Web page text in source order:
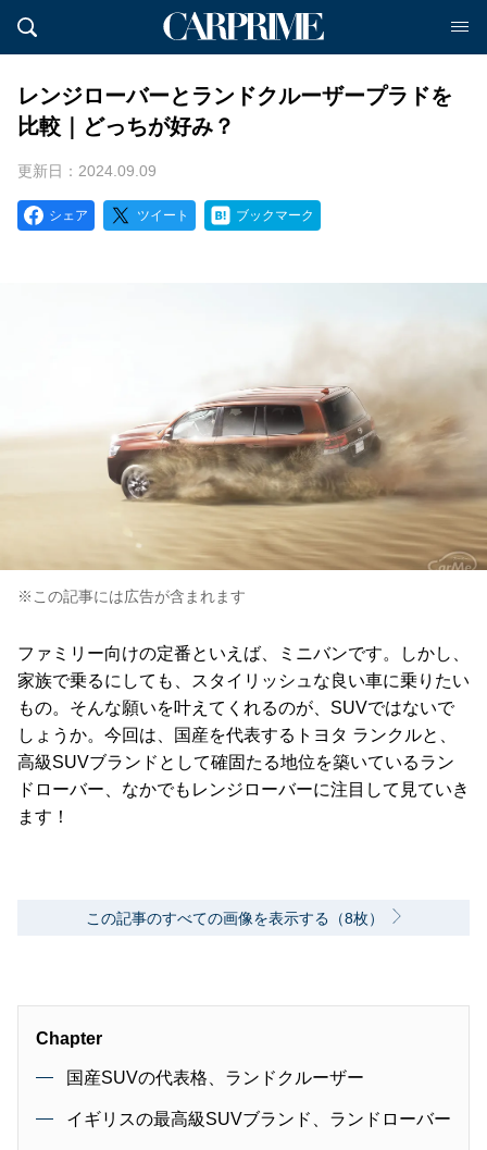
レンジローバーとランドクルーザープラドを
比較｜どっちが好み？
更新日：2024.09.09
シェア ツイート ブックマーク
※この記事には広告が含まれます
ファミリー向けの定番といえば、ミニバンです。しかし、
家族で乗るにしても、スタイリッシュな良い車に乗りたい
もの。そんな願いを叶えてくれるのが、SUVではないで
しょうか。今回は、国産を代表するトヨタ ランクルと、
高級SUVブランドとして確固たる地位を築いているラン
ドローバー、なかでもレンジローバーに注目して見ていき
ます！
この記事のすべての画像を表示する（8枚）
Chapter
国産SUVの代表格、ランドクルーザー
イギリスの最高級SUVブランド、ランドローバー